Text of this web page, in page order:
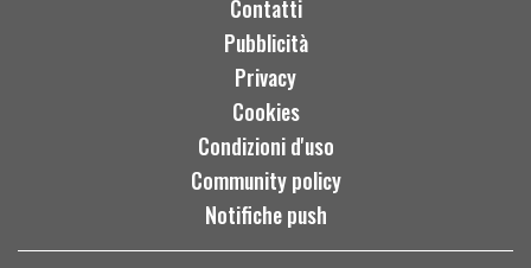
Contatti
Pubblicità
Privacy
Cookies
Condizioni d'uso
Community policy
Notifiche push